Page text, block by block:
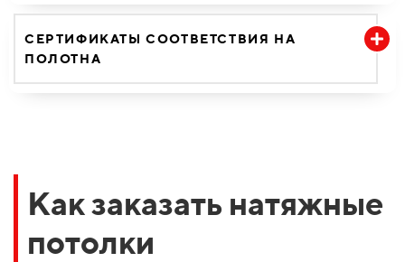
СЕРТИФИКАТЫ СООТВЕТСТВИЯ НА
ПОЛОТНА
Как заказать натяжные
потолки